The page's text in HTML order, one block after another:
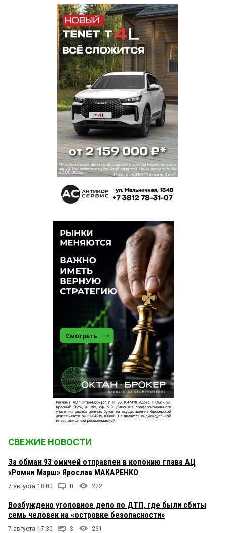
СВЕЖИЕ НОВОСТИ
За обман 93 омичей отправлен в колонию глава АЦ
«Ромни Марш» Ярослав МАКАРЕНКО
7 августа 18:00 0 222
Возбуждено уголовное дело по ДТП, где были сбиты
семь человек на «островке безопасности»
7 августа 17:30 3 261